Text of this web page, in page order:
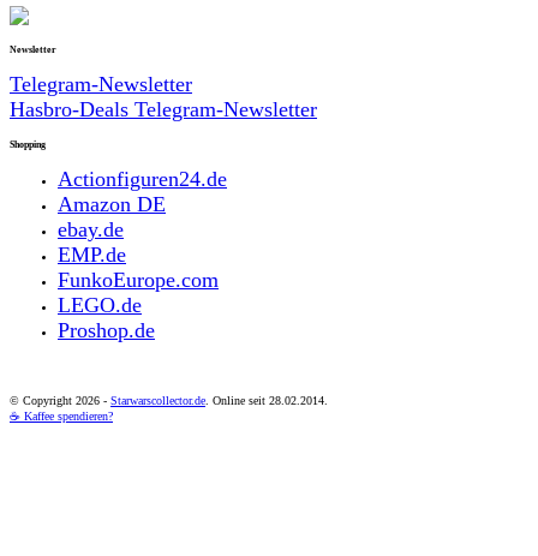
Newsletter
Telegram-Newsletter
Hasbro-Deals Telegram-Newsletter
Shopping
Actionfiguren24.de
Amazon DE
ebay.de
EMP.de
FunkoEurope.com
LEGO.de
Proshop.de
© Copyright 2026 - Starwarscollector.de . Online seit 28.02.2014.
☕ Kaffee spendieren?